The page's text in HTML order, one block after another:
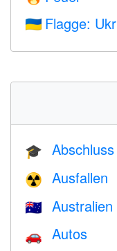
🇺🇦 Flagge:
🎓 Abschluss
☢️ Ausfallen
🇦🇺 Australien
🚗 Autos